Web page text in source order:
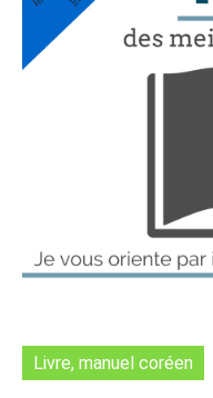
Livre, manuel coréen